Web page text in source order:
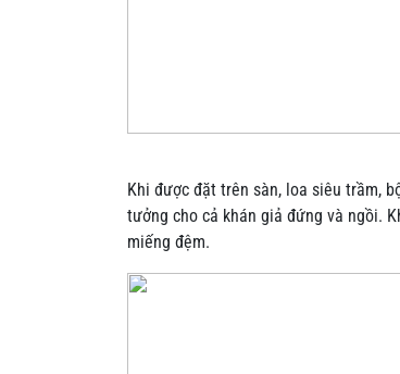
Khi được đặt trên sàn, loa siêu trầm,
tưởng cho cả khán giả đứng và ngồi.
miếng đệm.